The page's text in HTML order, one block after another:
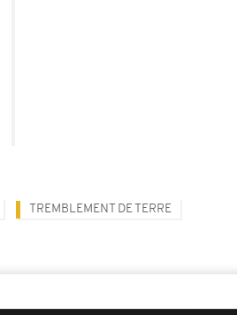
TREMBLEMENT DE TERRE